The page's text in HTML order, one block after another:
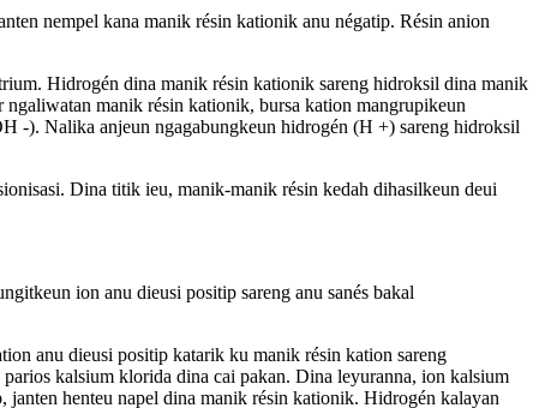
nempel kana manik résin kationik anu négatip. Résin anion
Hidrogén dina manik résin kationik sareng hidroksil dina manik
manik résin kationik, bursa kation mangrupikeun
-). Nalika anjeun ngagabungkeun hidrogén (H +) sareng hidroksil
Dina titik ieu, manik-manik résin kedah dihasilkeun deui
ion anu dieusi positip sareng anu sanés bakal
anu dieusi positip katarik ku manik résin kation sareng
kalsium klorida dina cai pakan. Dina leyuranna, ion kalsium
henteu napel dina manik résin kationik. Hidrogén kalayan